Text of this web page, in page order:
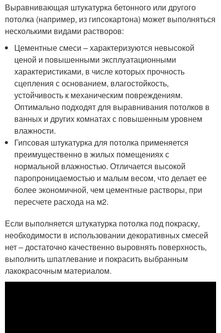
Выравнивающая штукатурка бетонного или другого
потолка (например, из гипсокартона) может выполняться
несколькими видами растворов:
Цементные смеси – характеризуются невысокой
ценой и повышенными эксплуатационными
характеристиками, в числе которых прочность
сцепления с основанием, влагостойкость,
устойчивость к механическим повреждениям.
Оптимально подходят для выравнивания потолков в
ванных и других комнатах с повышенным уровнем
влажности.
Гипсовая штукатурка для потолка применяется
преимущественно в жилых помещениях с
нормальной влажностью. Отличается высокой
паропроницаемостью и малым весом, что делает ее
более экономичной, чем цементные растворы, при
пересчете расхода на м2.
Если выполняется штукатурка потолка под покраску,
необходимости в использовании декоративных смесей
нет – достаточно качественно выровнять поверхность,
выполнить шпатлевание и покрасить выбранным
лакокрасочным материалом.